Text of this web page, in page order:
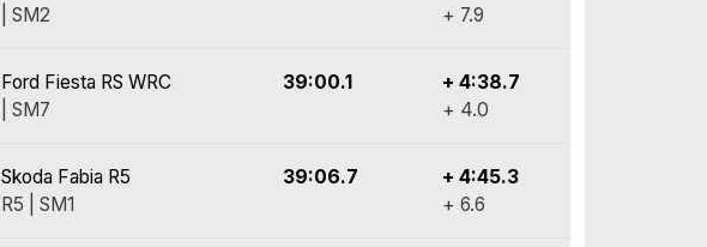
| SM2
+ 7.9
Ford Fiesta RS WRC
| SM7
39:00.1
+ 4:38.7
+ 4.0
Skoda Fabia R5
R5 | SM1
39:06.7
+ 4:45.3
+ 6.6